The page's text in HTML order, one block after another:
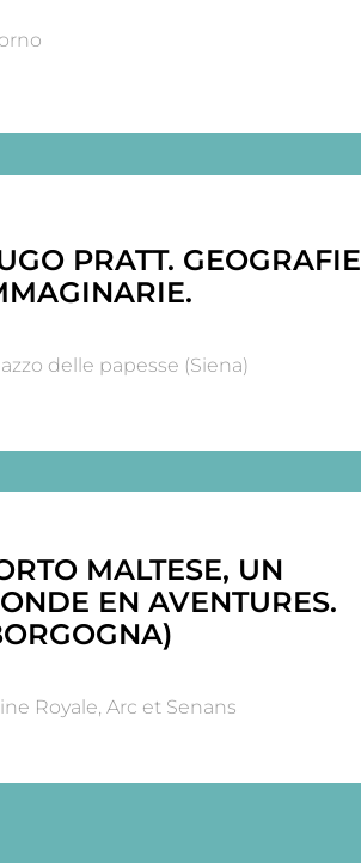
PRATT. GEOGRAFIE
delle papesse (Siena)
MALTESE, UN
EN AVENTURES.
Royale, Arc et Senans